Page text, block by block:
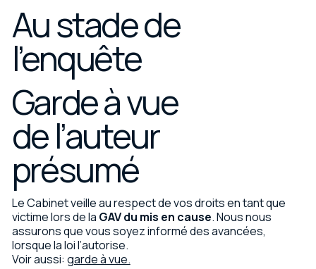
Au stade de
l’enquête
Garde à vue
de l’auteur
présumé
Le Cabinet veille au respect de vos droits en tant que
victime lors de la GAV du mis en cause. Nous nous
assurons que vous soyez informé des avancées,
lorsque la loi l’autorise.
Voir aussi: garde à vue.